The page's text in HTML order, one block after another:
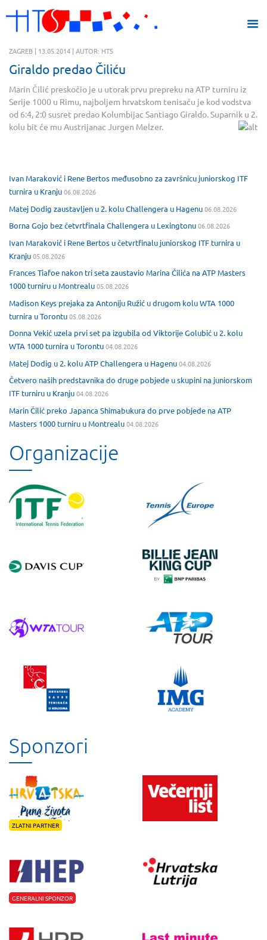
ZAGREB | 13.05.2014 | AUTOR: HTS
Giraldo predao Čiliću
Marin Čilić preskočio je u utorak prvu prepreku na ATP turniru iz
Serije 1000 u Rimu, najboljem hrvatskom tenisaču je kod vodstva
od 6:4, 2:0 susret predao Kolumbijac Santiago Giraldo. Suparnik u 2.
kolu bit će mu Austrijanac Jurgen Melzer.
Ivan Maraković i Rene Bertos međusobno za završnicu juniorskog ITF
turnira u Kranju06.08.2026
Matej Dodig zaustavljen u 2. kolu Challengera u Hagenu06.08.2026
Borna Gojo bez četvrtfinala Challengera u Lexingtonu06.08.2026
Ivan Maraković i Rene Bertos u četvrtfinalu juniorskog ITF turnira u
Kranju05.08.2026
Frances Tiafoe nakon tri seta zaustavio Marina Čilića na ATP Masters
1000 turniru u Montrealu05.08.2026
Madison Keys prejaka za Antoniju Ružić u drugom kolu WTA 1000
turnira u Torontu05.08.2026
Donna Vekić uzela prvi set pa izgubila od Viktorije Golubić u 2. kolu
WTA 1000 turnira u Torontu04.08.2026
Matej Dodig u 2. kolu ATP Challengera u Hagenu04.08.2026
Četvero naših predstavnika do druge pobjede u skupini na juniorskom
ITF turniru u Kranju04.08.2026
Marin Čilić preko Japanca Shimabukura do prve pobjede na ATP
Masters 1000 turniru u Montrealu04.08.2026
Organizacije
Sponzori
ZLATNI PARTNER
GENERALNI SPONZOR